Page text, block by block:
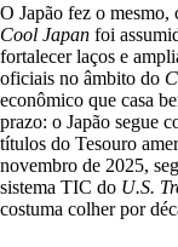
O Japão fez o
Cool Japan foi
fortalecer laços e
oficiais no âmbito do
econômico que casa
prazo: o Japão segue
títulos do Tesouro
novembro de 2025,
sistema TIC do U.S.
costuma colher por